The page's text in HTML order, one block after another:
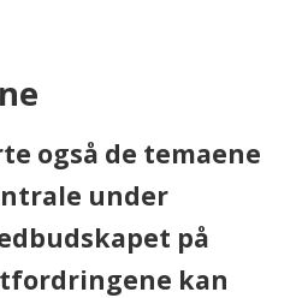
også de temaene
under
på
kan